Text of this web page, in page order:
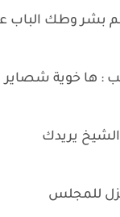
بشر وطك الباب
: ها خوية شصاير
يريدك
للمجلس